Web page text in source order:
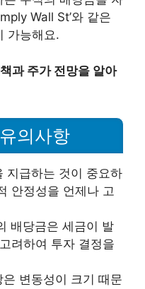
Wall St’와 같은
가능해요.
과 주가 전망을 알아
의사항
지급하는 것이 중요하
안정성을 언제나 고
배당금은 세금이 발
려하여 투자 결정을
은 변동성이 크기 때문